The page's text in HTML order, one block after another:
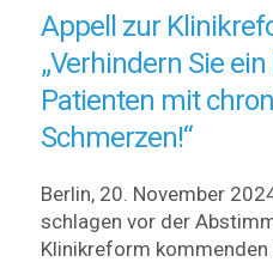
Appell zur
„Verhindern Sie
Patienten mit
Schmerzen!“
Berlin, 20. November
schlagen vor der
Klinikreform